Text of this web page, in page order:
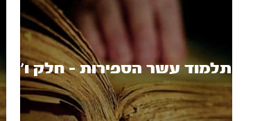
תלמוד עשר הספירות - חלק ו’